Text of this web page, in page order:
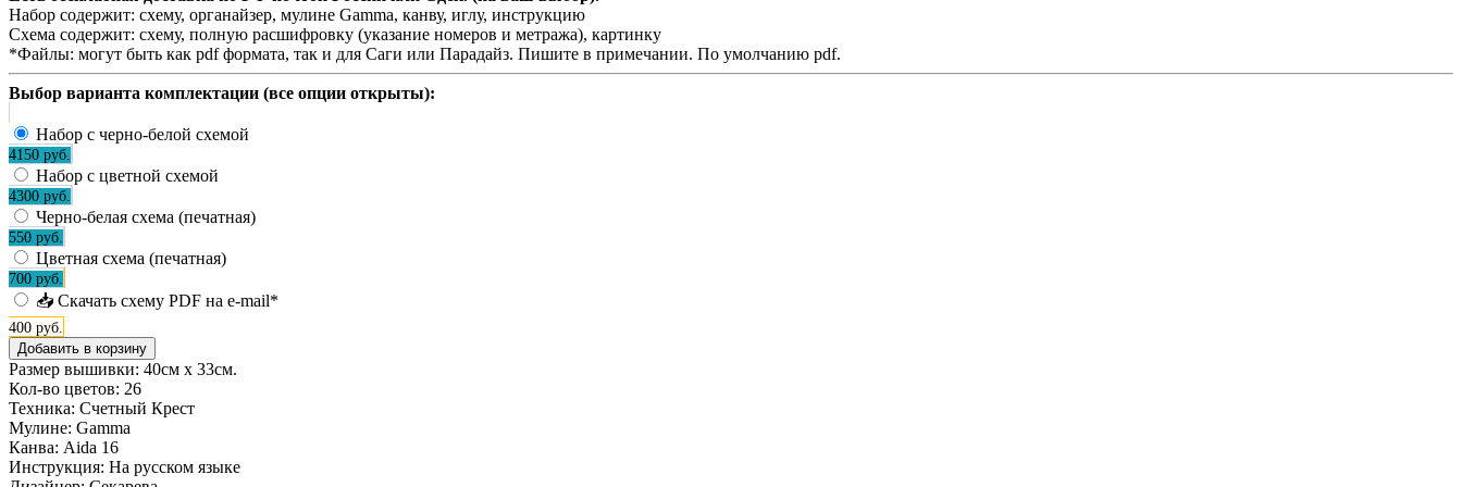
Набор содержит: схему, органайзер, мулине Gamma, канву, иглу, инструкцию
Схема содержит: схему, полную расшифровку (указание номеров и метража), картинку
*Файлы: могут быть как pdf формата, так и для Саги или Парадайз. Пишите в примечании. По умолчанию pdf.
Выбор варианта комплектации (все опции открыты):
Набор с черно-белой схемой
4150 руб.
Набор с цветной схемой
4300 руб.
Черно-белая схема (печатная)
550 руб.
Цветная схема (печатная)
700 руб.
📥 Скачать схему PDF на e-mail*
400 руб.
Размер вышивки: 40см х 33см.
Кол-во цветов: 26
Техника: Счетный Крест
Мулине: Gamma
Канва: Aida 16
Инструкция: На русском языке